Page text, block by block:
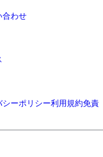
合わせ
シーポリシー利用規約免責